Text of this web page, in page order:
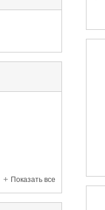
Показать все